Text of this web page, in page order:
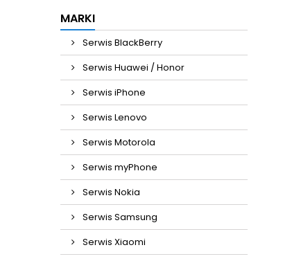
MARKI
Serwis BlackBerry
Serwis Huawei / Honor
Serwis iPhone
Serwis Lenovo
Serwis Motorola
Serwis myPhone
Serwis Nokia
Serwis Samsung
Serwis Xiaomi